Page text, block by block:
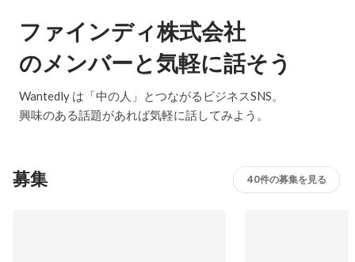
ファインディ株式会社
のメンバーと気軽に話そう
Wantedly は「中の人」とつながるビジネスSNS。
興味のある話題があれば気軽に話してみよう。
募集 40件の募集を見る